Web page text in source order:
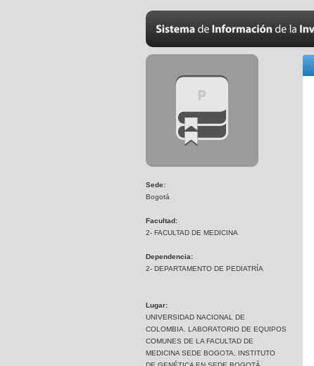
Sede:
Bogotá
Facultad:
2- FACULTAD DE MEDICINA
Dependencia:
2- DEPARTAMENTO DE PEDIATRÍA
Lugar:
UNIVERSIDAD NACIONAL DE
COLOMBIA. LABORATORIO DE EQUIPOS
COMUNES DE LA FACULTAD DE
MEDICINA SEDE BOGOTA, INSTITUTO